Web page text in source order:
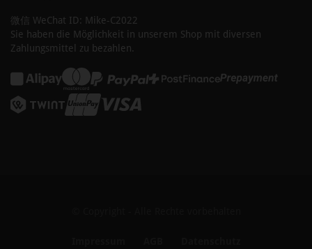
微信 WeChat ID: Mike-C2022
Sie haben die Möglichkeit in unserem Shop mit diversen
Zahlungsmittel zu bezahlen.